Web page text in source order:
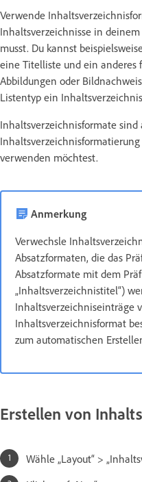
Verwende
Inhaltsverzeichnisse in
musst. Du kannst
eine Titelliste und ein anderes
Abbildungen oder
Listentyp ein
Inhaltsverzeichnisformate
verwenden möchtest.
Anmerkung
Verwechsle
Absatzformaten, die das
Absatzformate mit dem
„Inhaltsverzeichnistitel“)
Inhaltsverzeichniseinträge
Inhaltsverzeichnisformat
zum automatischen
Erstellen von
Wähle „Layout“ >